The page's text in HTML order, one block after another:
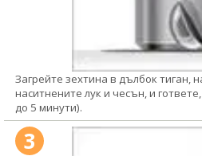
Загрейте зехтина в дълбок тиган,
наситнените лук и чесън, и
до 5 минути).
3